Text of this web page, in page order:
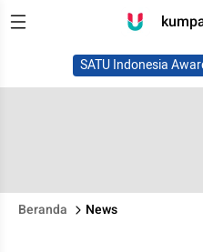
SATU Indonesia
Beranda News